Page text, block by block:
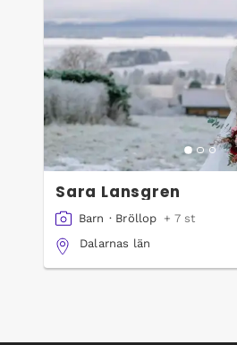
Sara Lansgren
Barn · Bröllop + 7 st
Dalarnas län